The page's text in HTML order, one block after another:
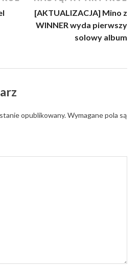
[AKTUALIZACJA] Mino z
WINNER wyda pierwszy
solowy album
opublikowany.Wymagane pola są